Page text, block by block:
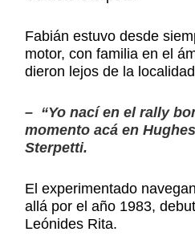
Fabián estuvo desde
motor, con familia en el
dieron lejos de la
– “Yo nací en el rally
momento acá en
Sterpetti.
El experimentado
allá por el año 1983,
Leónides Rita.